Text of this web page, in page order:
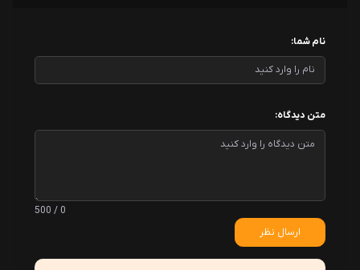
نام شما:
متن دیدگاه:
0 / 500
ارسال نظر